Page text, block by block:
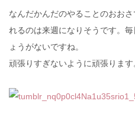
なんだかんだのやることのおお
れるのは来週になりそうです。
ょうがないですね。
頑張りすぎないように頑張ります